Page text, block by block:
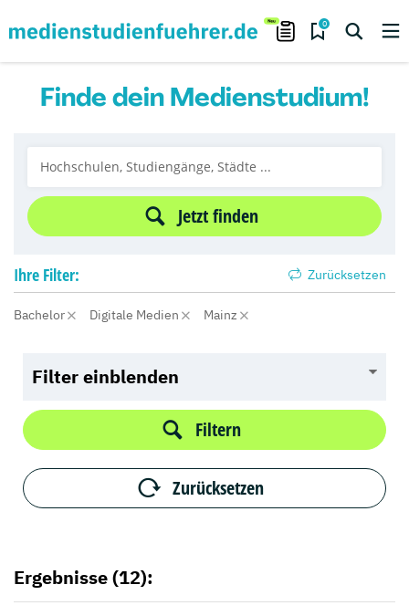
0
Finde dein Medienstudium!
Jetzt finden
Ihre Filter: Zurücksetzen
Bachelor Digitale Medien Mainz
Filter einblenden
Filtern
Zurücksetzen
Ergebnisse (12):